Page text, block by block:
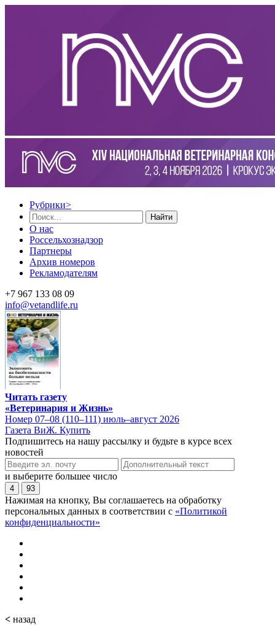
Рубрики>
Найти
О нас
Россельхознадзор
Партнеры
Архив номеров
Рекламодателям
+7 967 133 08 09
info@vetandlife.ru
Читать газету
«Ветеринария и Жизнь»
Номер 07–08 (110–111) июль–август 2026
Газета ВиЖ. Купить
Подпишитесь на нашу рассылку и будьте в курсе всех
новостей
и выберите большее число
4 93
Нажимая на кнопку, Вы соглашаетесь на обработку
персональных данных в соответствии с «Политикой
конфиденциальности»
< назад